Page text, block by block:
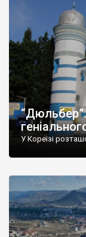
У Кореїзі